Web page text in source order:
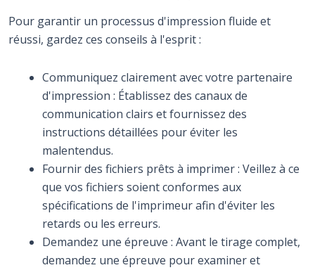
Pour garantir un processus d'impression fluide et
réussi, gardez ces conseils à l'esprit :
Communiquez clairement avec votre partenaire
d'impression : Établissez des canaux de
communication clairs et fournissez des
instructions détaillées pour éviter les
malentendus.
Fournir des fichiers prêts à imprimer : Veillez à ce
que vos fichiers soient conformes aux
spécifications de l'imprimeur afin d'éviter les
retards ou les erreurs.
Demandez une épreuve : Avant le tirage complet,
demandez une épreuve pour examiner et